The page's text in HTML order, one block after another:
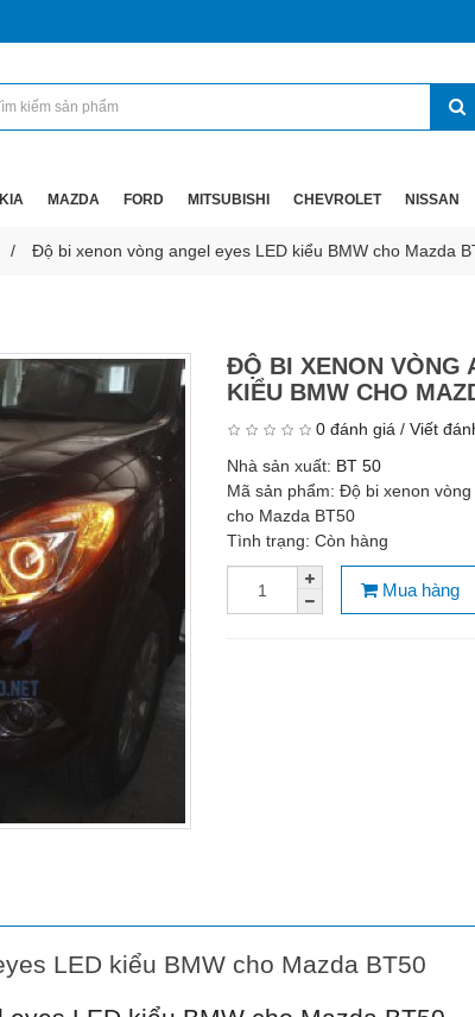
KIA MAZDA FORD MITSUBISHI CHEVROLET NISSAN
Độ bi xenon vòng angel eyes LED kiểu BMW cho Mazda
ĐỘ BI XENON VÒNG
KIỂU BMW CHO
0 đánh giá / Viết
Nhà sản xuất: BT 50
Mã sản phẩm: Độ bi xenon vòng
cho Mazda BT50
Tình trạng: Còn hàng
Mua hàng
LED kiểu BMW cho Mazda BT50